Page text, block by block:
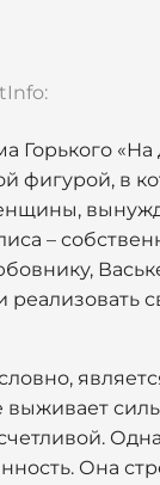
Горького
фигурой, в
–
реализовать
выживает
Она